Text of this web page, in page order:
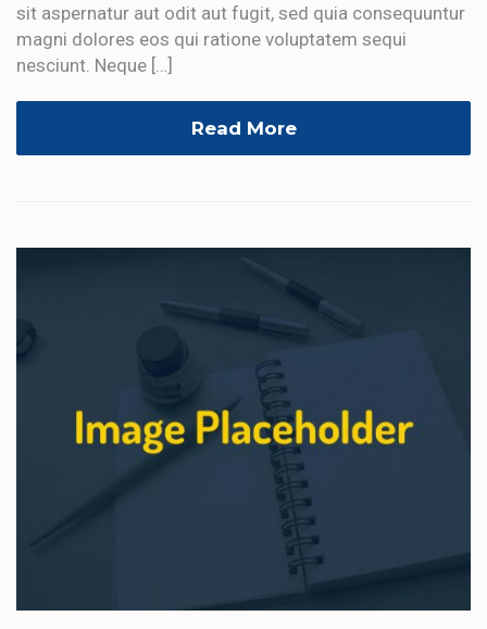
sit aspernatur aut odit aut fugit, sed quia consequuntur
magni dolores eos qui ratione voluptatem sequi
nesciunt. Neque […]
Read More